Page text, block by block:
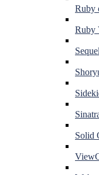
Ruby
Ruby
Sequel
Solid